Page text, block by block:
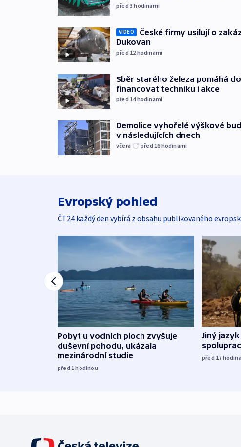
před 3hodinami
VIDEO
České firmy usilují o
Dukovan
před 12 hodinami
Sběr starého železa pomáhá
financovat techniku i akce
před 14hodinami
Demolice vyhořelé výškové
v následujících dnech
včera před 16 hodinami
Evropský pohled
ČT24 každý den vybírá z obsahu publikovaného
Pobyt u vodních ploch zvyšuje
duševní pohodu, ukázala
mezinárodní studie
před 1hodinou
Jiný
před 17